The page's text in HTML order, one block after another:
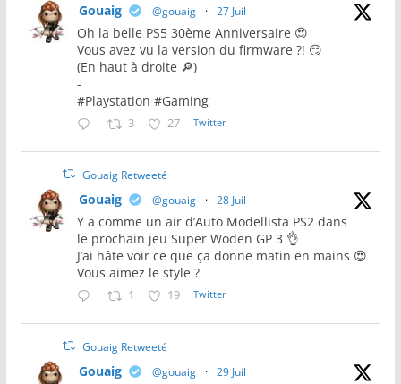
Gouaig @gouaig · 27 Juil
Oh la belle PS5 30ème Anniversaire 😍
Vous avez vu la version du firmware ?! 😏
(En haut à droite 🔎)
-
#Playstation #Gaming
3 27 Twitter
Gouaig Retweeté
Gouaig @gouaig · 28 Juil
Y a comme un air d’Auto Modellista PS2 dans
le prochain jeu Super Woden GP 3 👌
J’ai hâte voir ce que ça donne matin en mains 😍
Vous aimez le style ?
1 19 Twitter
Gouaig Retweeté
Gouaig @gouaig · 29 Juil